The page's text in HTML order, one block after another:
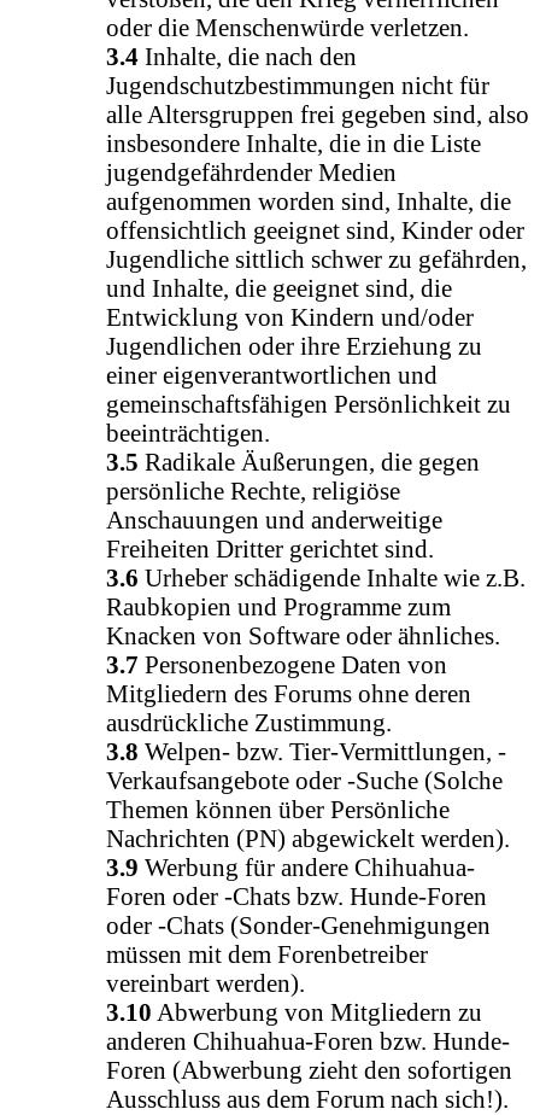
oder die Menschenwürde verletzen.
3.4 Inhalte, die nach den
Jugendschutzbestimmungen nicht für
alle Altersgruppen frei gegeben sind, also
insbesondere Inhalte, die in die Liste
jugendgefährdender Medien
aufgenommen worden sind, Inhalte, die
offensichtlich geeignet sind, Kinder oder
Jugendliche sittlich schwer zu gefährden,
und Inhalte, die geeignet sind, die
Entwicklung von Kindern und/oder
Jugendlichen oder ihre Erziehung zu
einer eigenverantwortlichen und
gemeinschaftsfähigen Persönlichkeit zu
beeinträchtigen.
3.5 Radikale Äußerungen, die gegen
persönliche Rechte, religiöse
Anschauungen und anderweitige
Freiheiten Dritter gerichtet sind.
3.6 Urheber schädigende Inhalte wie z.B.
Raubkopien und Programme zum
Knacken von Software oder ähnliches.
3.7 Personenbezogene Daten von
Mitgliedern des Forums ohne deren
ausdrückliche Zustimmung.
3.8 Welpen- bzw. Tier-Vermittlungen, -
Verkaufsangebote oder -Suche (Solche
Themen können über Persönliche
Nachrichten (PN) abgewickelt werden).
3.9 Werbung für andere Chihuahua-
Foren oder -Chats bzw. Hunde-Foren
oder -Chats (Sonder-Genehmigungen
müssen mit dem Forenbetreiber
vereinbart werden).
3.10 Abwerbung von Mitgliedern zu
anderen Chihuahua-Foren bzw. Hunde-
Foren (Abwerbung zieht den sofortigen
Ausschluss aus dem Forum nach sich!).